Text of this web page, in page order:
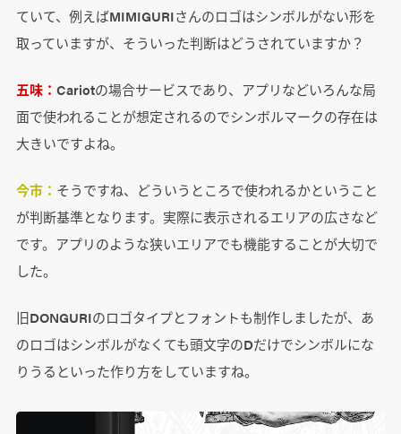
ていて、例えばMIMIGURIさんのロゴはシンボルがない形を
取っていますが、そういった判断はどうされていますか？
五味： Cariotの場合サービスであり、アプリなどいろんな局
面で使われることが想定されるのでシンボルマークの存在は
大きいですよね。
今市： そうですね、どういうところで使われるかということ
が判断基準となります。実際に表示されるエリアの広さなど
です。アプリのような狭いエリアでも機能することが大切で
した。
旧DONGURIのロゴタイプとフォントも制作しましたが、あ
のロゴはシンボルがなくても頭文字のDだけでシンボルにな
りうるといった作り方をしていますね。